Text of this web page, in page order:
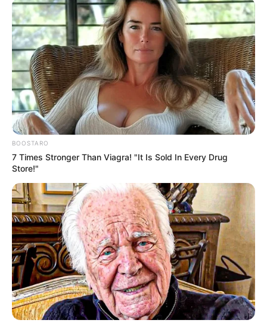
BOOSTARO
7 Times Stronger Than Viagra! "It Is Sold In Every Drug
Store!"